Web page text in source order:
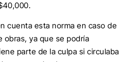
cuenta esta norma en caso de
obras, ya que se podría
parte de la culpa si circulaba